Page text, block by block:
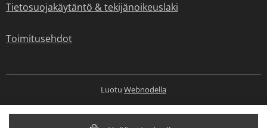
Tietosuojakäytäntö & tekijänoikeuslaki
Toimitusehdot
Luotu Webnodella